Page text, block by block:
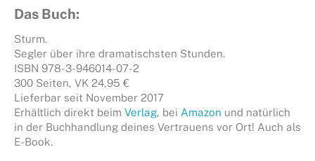
Das Buch:
Sturm.
Segler über ihre dramatischsten Stunden.
ISBN 978-3-946014-07-2
300 Seiten, VK 24,95 €
Lieferbar seit November 2017
Erhältlich direkt beim Verlag, bei Amazon und natürlich
in der Buchhandlung deines Vertrauens vor Ort! Auch als
E-Book.